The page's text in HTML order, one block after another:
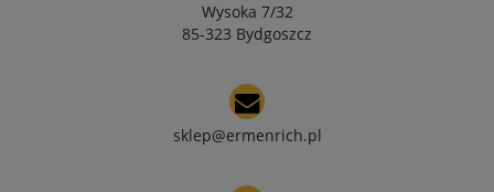
Wysoka 7/32
85-323 Bydgoszcz
sklep@ermenrich.pl